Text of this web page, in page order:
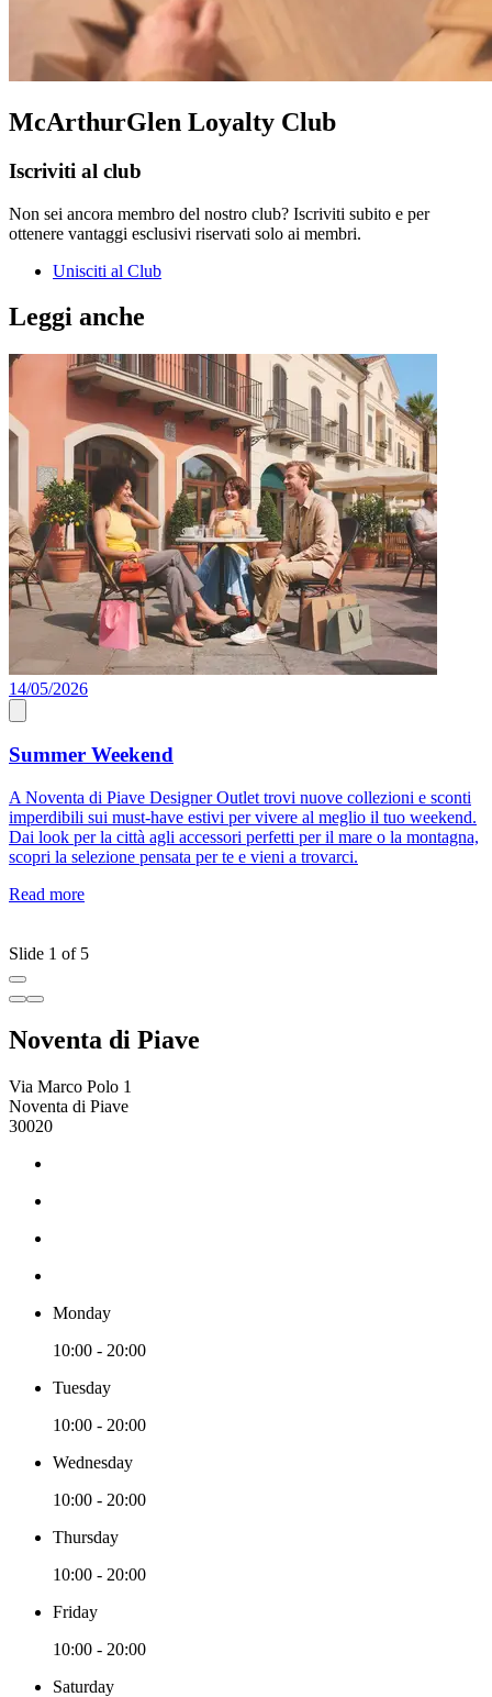
McArthurGlen Loyalty Club
Iscriviti al club
Non sei ancora membro del nostro club? Iscriviti subito e per
ottenere vantaggi esclusivi riservati solo ai membri.
Unisciti al Club
Leggi anche
14/05/2026
Summer Weekend
A Noventa di Piave Designer Outlet trovi nuove collezioni e sconti
imperdibili sui must-have estivi per vivere al meglio il tuo weekend.
Dai look per la città agli accessori perfetti per il mare o la montagna,
scopri la selezione pensata per te e vieni a trovarci.
Read more
Slide 1 of 5
Noventa di Piave
Via Marco Polo 1
Noventa di Piave
30020
Monday
10:00 - 20:00
Tuesday
10:00 - 20:00
Wednesday
10:00 - 20:00
Thursday
10:00 - 20:00
Friday
10:00 - 20:00
Saturday